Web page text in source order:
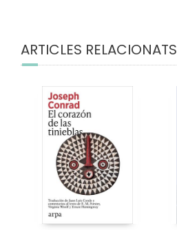
ARTICLES RELACIONATS